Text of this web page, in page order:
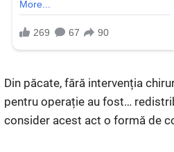
Din păcate, fără intervenția
pentru operație au fost…
consider acest act o formă de